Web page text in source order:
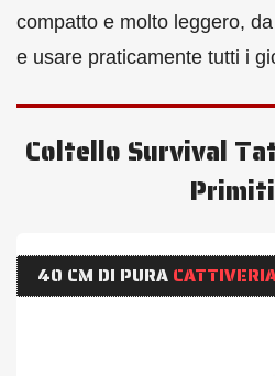
compatto e molto leggero,
e usare praticamente tutti i
Coltello Survival
40 CM DI PURA